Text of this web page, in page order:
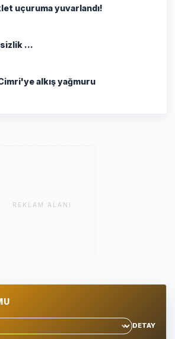
uçuruma yuvarlandı!
...
alkış yağmuru
REKLAM ALANI
DETAY